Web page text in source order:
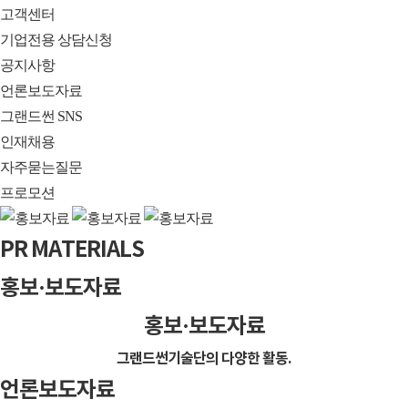
고객센터
기업전용 상담신청
공지사항
언론보도자료
그랜드썬 SNS
인재채용
자주묻는질문
프로모션
PR MATERIALS
홍보·보도자료
홍보·보도자료
그랜드썬기술단의 다양한 활동.
언론보도자료